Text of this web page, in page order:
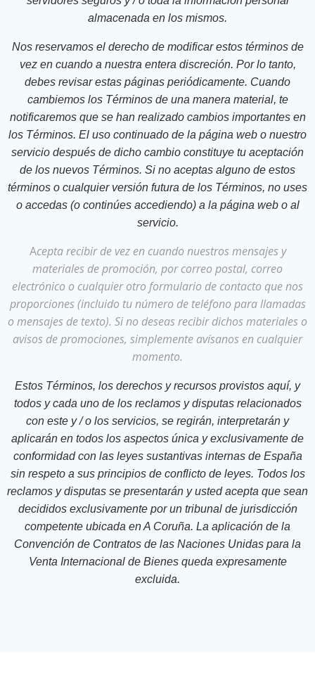
almacenada en los mismos.
Nos reservamos el derecho de modificar estos términos de
vez en cuando a nuestra entera discreción. Por lo tanto,
debes revisar estas páginas periódicamente. Cuando
cambiemos los Términos de una manera material, te
notificaremos que se han realizado cambios importantes en
los Términos. El uso continuado de la página web o nuestro
servicio después de dicho cambio constituye tu aceptación
de los nuevos Términos. Si no aceptas alguno de estos
términos o cualquier versión futura de los Términos, no uses
o accedas (o continúes accediendo) a la página web o al
servicio.
Acepta recibir de vez en cuando nuestros mensajes y
materiales de promoción, por correo postal, correo
electrónico o cualquier otro formulario de contacto que nos
proporciones (incluido tu número de teléfono para llamadas
o mensajes de texto). Si no deseas recibir dichos materiales o
avisos de promociones, simplemente avísanos en cualquier
momento.
Estos Términos, los derechos y recursos provistos aquí, y
todos y cada uno de los reclamos y disputas relacionados
con este y / o los servicios, se regirán, interpretarán y
aplicarán en todos los aspectos única y exclusivamente de
conformidad con las leyes sustantivas internas de España
sin respeto a sus principios de conflicto de leyes. Todos los
reclamos y disputas se presentarán y usted acepta que sean
decididos exclusivamente por un tribunal de jurisdicción
competente ubicada en A Coruña. La aplicación de la
Convención de Contratos de las Naciones Unidas para la
Venta Internacional de Bienes queda expresamente
excluida.